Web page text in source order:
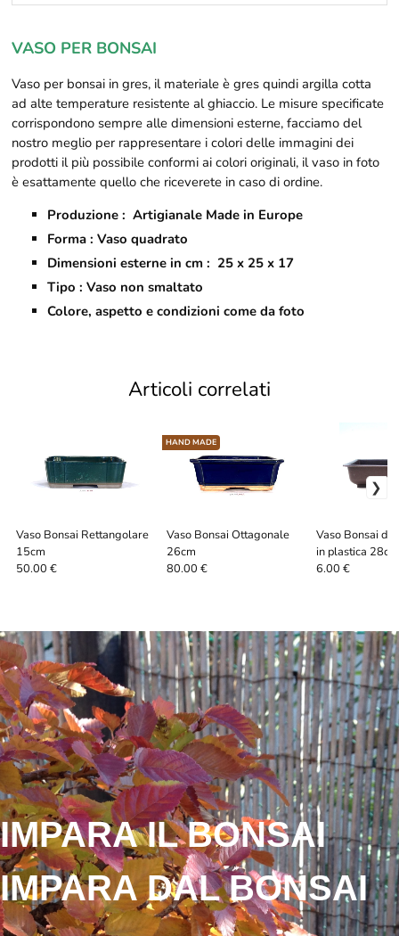
VASO PER BONSAI
Vaso per bonsai in gres, il materiale è gres quindi argilla cotta
ad alte temperature resistente al ghiaccio. Le misure specificate
corrispondono sempre alle dimensioni esterne, facciamo del
nostro meglio per rappresentare i colori delle immagini dei
prodotti il più possibile conformi ai colori originali, il vaso in foto
è esattamente quello che riceverete in caso di ordine.
Produzione : Artigianale Made in Europe
Forma : Vaso quadrato
Dimensioni esterne in cm : 25 x 25 x 17
Tipo : Vaso non smaltato
Colore, aspetto e condizioni come da foto
Articoli correlati
Vaso Bonsai Rettangolare
15cm
50.00 €
Vaso Bonsai Ottagonale
26cm
HAND MADE
80.00 €
Vaso Bonsai
in plastica 28cm
6.00 €
IMPARA IL BONSAI
IMPARA DAL BONSAI